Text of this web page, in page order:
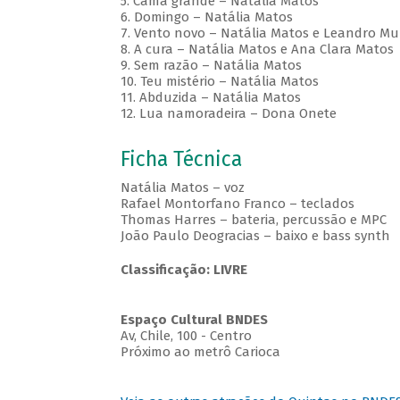
6. Domingo – Natália Matos
7. Vento novo – Natália Matos e Leandro
8. A cura – Natália Matos e Ana Clara Matos
9. Sem razão – Natália Matos
10. Teu mistério – Natália Matos
11. Abduzida – Natália Matos
12. Lua namoradeira – Dona Onete
Ficha Técnica
Natália Matos – voz
Rafael Montorfano Franco – teclados
Thomas Harres – bateria, percussão e MPC
João Paulo Deogracias – baixo e bass synth
Classificação: LIVRE
Espaço Cultural BNDES
Av, Chile, 100 - Centro
Próximo ao metrô Carioca